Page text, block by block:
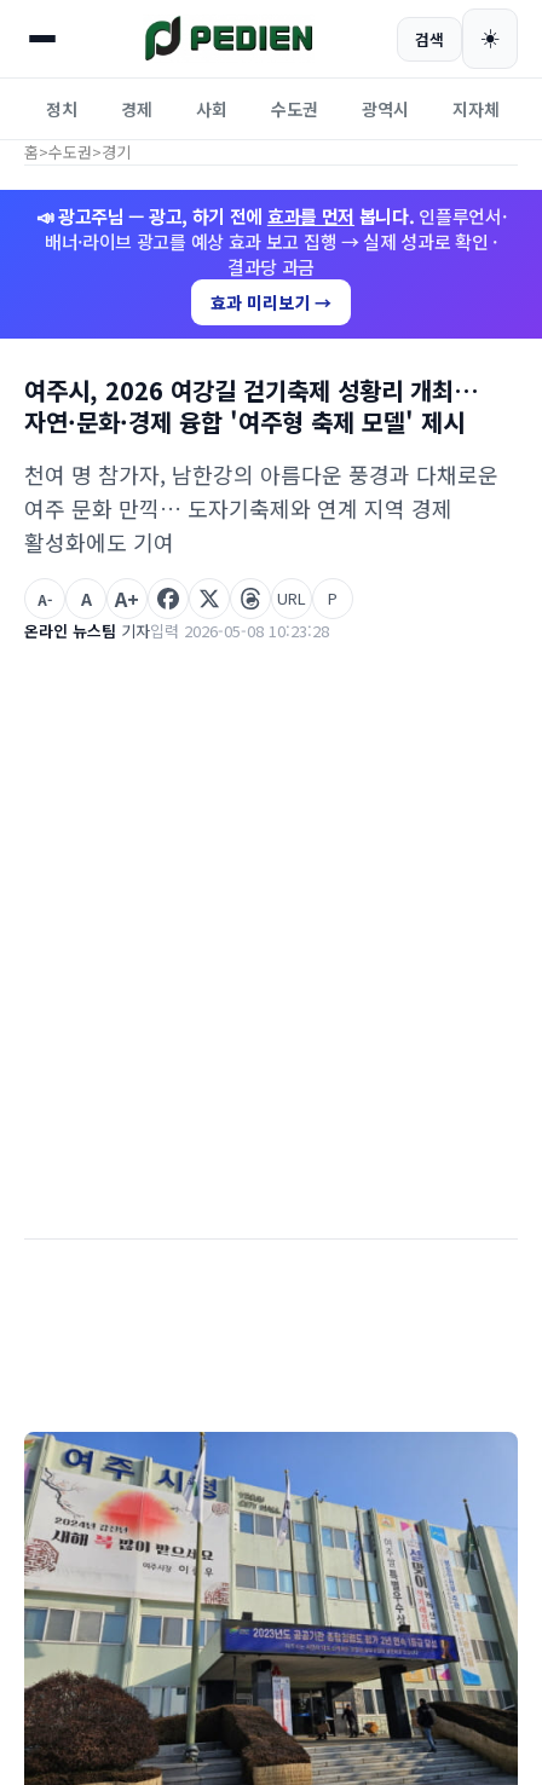
검색 ☀️
정치 경제 사회 수도권 광역시 지자체
홈>수도권>경기
📣 광고주님 — 광고, 하기 전에 효과를 먼저 봅니다. 인플루언서·
배너·라이브 광고를 예상 효과 보고 집행 → 실제 성과로 확인 ·
결과당 과금
효과 미리보기 →
여주시, 2026 여강길 걷기축제 성황리 개최…
자연·문화·경제 융합 '여주형 축제 모델' 제시
천여 명 참가자, 남한강의 아름다운 풍경과 다채로운
여주 문화 만끽… 도자기축제와 연계 지역 경제
활성화에도 기여
온라인 뉴스팀 기자입력 2026-05-08 10:23:28
A- A A+ URL P